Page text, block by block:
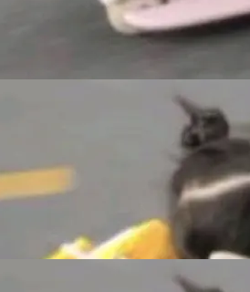
S3 恢复 SQLite 数据
化的唯一真相...
么是vivo X300 E这
Ultra / Z Fold8 /
7月22日发布，且全
Galaxy，它们本该
Access 阶段。 De
landing page 最显
between com
之间写出来的。git
任何一次编辑：Delt
一次操作，...
183 亿美元
博客（VC 分
季度业绩报告，Spac
。 与亚马逊、Alpha
科技巨头相比，Spa
人瞩目。然而，支
现出截然不同的面
主要依托充沛的经
；Muse Spark
型。一句话概括：
dev.meta.ai/install.
目里自动规划、写
具。 据介绍，Muse
用知识图谱校
拥有全局视野。整个
：建图 → 控制难度